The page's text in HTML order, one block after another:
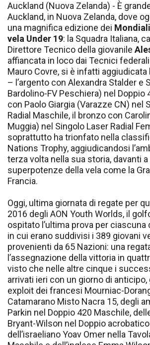
Auckland (Nuova Zelanda) - È
Auckland, in Nuova Zelanda, dove
una magnifica edizione dei
vela Under 19: la Squadra Italiana,
Direttore Tecnico della giovanile
affiancata in loco dai Tecnici
Mauro Covre, si è infatti
– l’argento con Alexandra Stalder e
Bardolino-FV Peschiera) nel Doppio
con Paolo Giargia (Varazze CN) nel
Radial Maschile, il bronzo con
Muggia) nel Singolo Laser Radial
soprattutto ha trionfato nella
Nations Trophy, aggiudicandosi
terza volta nella sua storia, davanti a
superpotenze della vela come la
Francia.
Oggi, ultima giornata di regate per
2016 degli AON Youth Worlds, il
ospitato l’ultima prova per
in cui erano suddivisi i 389 giovani
provenienti da 65 Nazioni: una
l’assegnazione della vittoria in
visto che nelle altre cinque i
arrivati ieri con un giorno di anticipo,
exploit dei francesi Mourniac-
Catamarano Misto Nacra 15, degli
Parkin nel Doppio 420 Maschile,
Bryant-Wilson nel Doppio
dell’israeliano Yoav Omer nella